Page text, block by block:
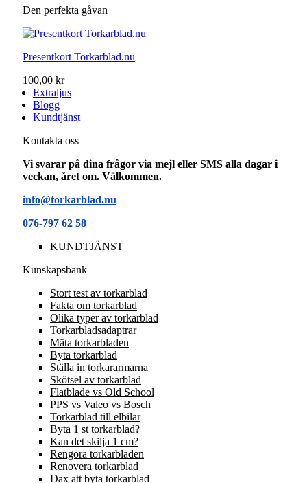
Den perfekta gåvan
Presentkort Torkarblad.nu
100,00 kr
Extraljus
Blogg
Kundtjänst
Kontakta oss
Vi svarar på dina frågor via mejl eller SMS alla dagar i
veckan, året om. Välkommen.
info@torkarblad.nu
076-797 62 58
KUNDTJÄNST
Kunskapsbank
Stort test av torkarblad
Fakta om torkarblad
Olika typer av torkarblad
Torkarbladsadaptrar
Mäta torkarbladen
Byta torkarblad
Ställa in torkararmarna
Skötsel av torkarblad
Flatblade vs Old School
PPS vs Valeo vs Bosch
Torkarblad till elbilar
Byta 1 st torkarblad?
Kan det skilja 1 cm?
Rengöra torkarbladen
Renovera torkarblad
Dax att byta torkarblad